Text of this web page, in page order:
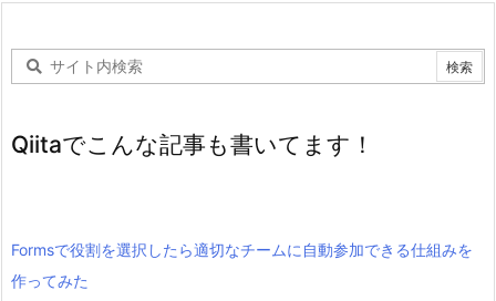
Qiitaでこんな記事も書いてます！
Formsで役割を選択したら適切なチームに自動参加できる仕組みを
作ってみた